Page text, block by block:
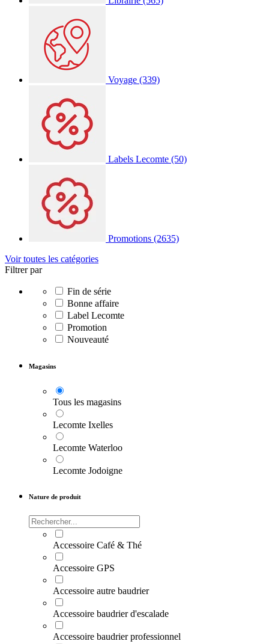
Voyage (339)
Labels Lecomte (50)
Promotions (2635)
Voir toutes les catégories
Filtrer par
Fin de série
Bonne affaire
Label Lecomte
Promotion
Nouveauté
Magasins
Tous les magasins
Lecomte Ixelles
Lecomte Waterloo
Lecomte Jodoigne
Nature de produit
Accessoire Café & Thé
Accessoire GPS
Accessoire autre baudrier
Accessoire baudrier d'escalade
Accessoire baudrier professionnel